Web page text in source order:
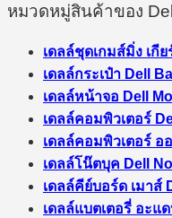
หมวดหมู่สินค้าของ
เดลล์ชุดเกมส์มิ่ง เกี
เดลล์กระเป๋า Dell
เดลล์หน้าจอ Dell
เดลล์คอมพิวเตอร์
เดลล์คอมพิวเตอร์ อ
เดลล์โน๊ตบุค Dell
เดลล์คีย์บอร์ด เมาส์
เดลล์แบตเตอรี่ อะแ